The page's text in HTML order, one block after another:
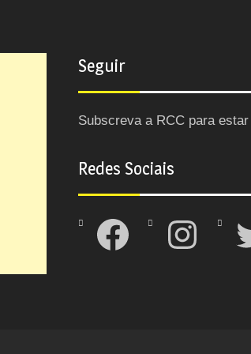
Seguir
Subscreva a RCC para
Redes Sociais
Facebook Instagram